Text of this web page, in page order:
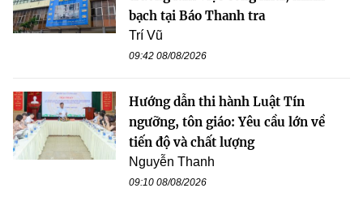
bạch tại Báo Thanh tra
Trí Vũ
09:42 08/08/2026
Hướng dẫn thi hành Luật Tín
ngưỡng, tôn giáo: Yêu cầu lớn về
tiến độ và chất lượng
Nguyễn Thanh
09:10 08/08/2026